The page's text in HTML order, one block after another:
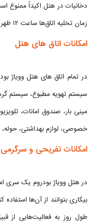
زمان تخلیه اتاق‌ها ساعت ۱۲ ظهر است.
امکانات اتاق های هتل
در تمام اتاق های هتل وویاژ
سیستم تهویه مطبوع، سیستم
مینی بار، صندوق امانات،
خصوصی، لوازم بهداشتی،
امکانات تفریحی و
در هتل وویاژ بودروم یک سری
بیکاری بتوانند از آن‌ها
طول روز به فعالیت‌هایی از